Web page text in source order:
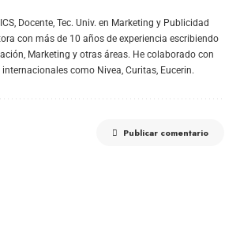
Docente, Tec. Univ. en Marketing y Publicidad
con más de 10 años de experiencia escribiendo
Marketing y otras áreas. He colaborado con
como Nivea, Curitas, Eucerin.
Publicar comentario